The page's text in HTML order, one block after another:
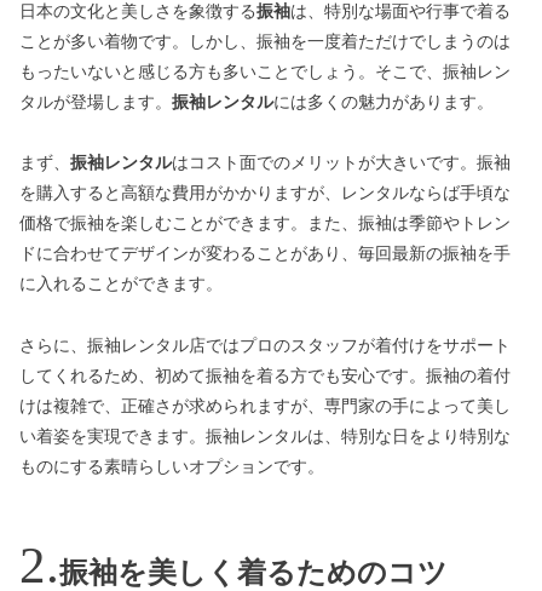
日本の文化と美しさを象徴する振袖は、特別な場面や行事で着る
ことが多い着物です。しかし、振袖を一度着ただけでしまうのは
もったいないと感じる方も多いことでしょう。そこで、振袖レン
タルが登場します。 振袖レンタルには多くの魅力があります。
まず、 振袖レンタルはコスト面でのメリットが大きいです。振袖
を購入すると高額な費用がかかりますが、レンタルならば手頃な
価格で振袖を楽しむことができます。また、振袖は季節やトレン
ドに合わせてデザインが変わることがあり、毎回最新の振袖を手
に入れることができます。
さらに、振袖レンタル店ではプロのスタッフが着付けをサポート
してくれるため、初めて振袖を着る方でも安心です。振袖の着付
けは複雑で、正確さが求められますが、専門家の手によって美し
い着姿を実現できます。振袖レンタルは、特別な日をより特別な
ものにする素晴らしいオプションです。
振袖を美しく着るためのコツ